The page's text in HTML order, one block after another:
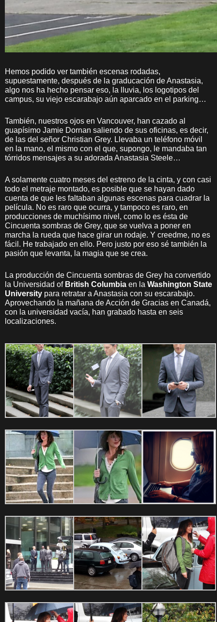
Hemos podido ver también escenas rodadas,
supuestamente, después de la graducación de Anastasia,
algo nos ha hecho pensar eso, la lluvia, los logotipos del
campus, su viejo escarabajo aún aparcado en el parking…
También, nuestros ojos en Vancouver, han cazado al
guapísimo Jamie Dornan saliendo de sus oficinas, es decir,
de las del señor Christian Grey. Llevaba un teléfono móvil
en la mano, el mismo con el que, supongo, le mandaba tan
tórridos mensajes a su adorada Anastasia Steele…
A solamente cuatro meses del estreno de la cinta, y con casi
todo el metraje montado, es posible que se hayan dado
cuenta de que les faltaban algunas escenas para cuadrar la
película. No es raro que ocurra, y tampoco es raro, en
producciones de muchísimo nivel, como lo es ésta de
Cincuenta sombras de Grey, que se vuelva a poner en
marcha la rueda que hace girar un rodaje. Y creedme, no es
fácil. He trabajado en ello. Pero justo por eso sé también la
pasión que levanta, la magia que se crea.
La producción de Cincuenta sombras de Grey ha convertido
la Universidad of British Columbia en la Washington State
University para retratar a Anastasia con su escarabajo.
Aprovechando la mañana de Acción de Gracias en Canadá,
con la universidad vacía, han grabado hasta en seis
localizaciones.